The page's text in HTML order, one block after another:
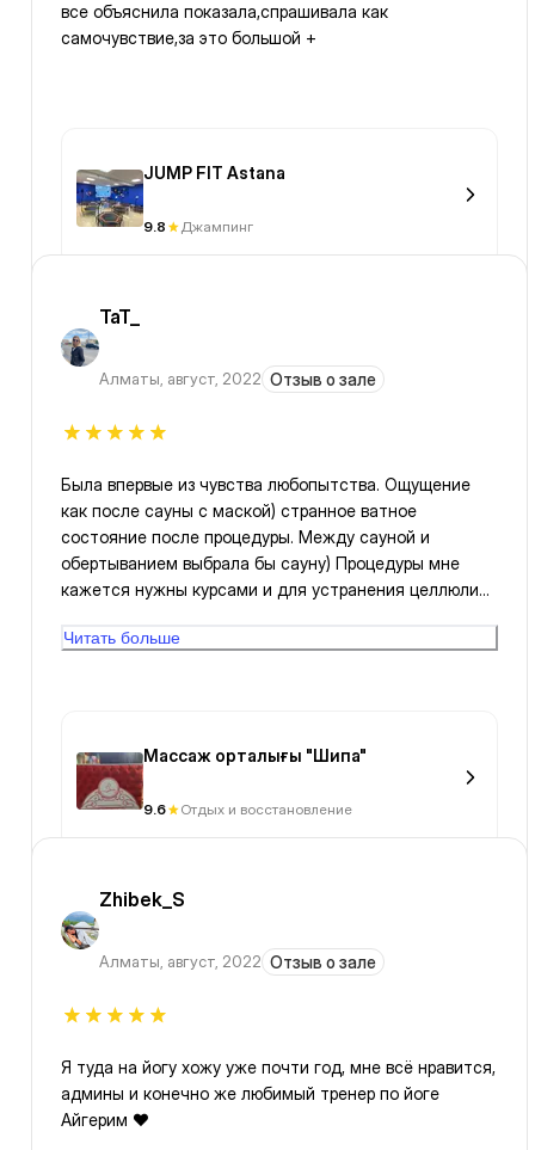
все объяснила показала,спрашивала как
самочувствие,за это большой +
JUMP FIT Astana
9.8 Джампинг
TaT_
Алматы, август, 2022 Отзыв о зале
Была впервые из чувства любопытства. Ощущение
как после сауны с маской) странное ватное
состояние после процедуры. Между сауной и
обертыванием выбрала бы сауну) Процедуры мне
кажется нужны курсами и для устранения целлюлита
качества кожи.
Читать больше
Массаж орталығы "Шипа"
9.6 Отдых и восстановление
Zhibek_S
Алматы, август, 2022 Отзыв о зале
Я туда на йогу хожу уже почти год, мне всё нравится,
админы и конечно же любимый тренер по йоге
Айгерим ❤️